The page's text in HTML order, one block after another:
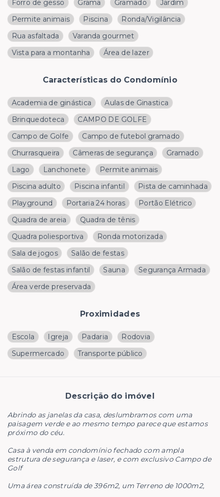
Forro de gesso
Grama Gramado
Jardim
Permite animais
Piscina
Ronda/Vigilância
Rua asfaltada
Varanda gourmet
Vista para a montanha
Área de lazer
Características do Condomínio
Academia de ginástica
Aulas de Ginastica
Brinquedoteca
CAMPO DE GOLFE
Campo de Golfe
Campo de futebol gramado
Churrasqueira
Câmeras de segurança
Gramado
Lago
Lanchonete
Permite animais
Piscina adulto
Piscina infantil
Pista de caminhada
Playground
Portaria 24 horas
Portão Elétrico
Quadra de areia
Quadra de tênis
Quadra poliesportiva
Ronda motorizada
Sala de jogos
Salão de festas
Salão de festas infantil
Sauna
Segurança Armada
Área verde preservada
Proximidades
Escola Igreja Padaria
Rodovia
Supermercado
Transporte público
Descrição do imóvel
Abrindo as janelas da casa, deslumbramos com uma
paisagem verde e ao mesmo tempo parece que estamos
próximo do céu.
Casa à venda em condomínio fechado com ampla
estrutura de segurança e laser, e com exclusivo Campo de
Golf
Uma área construída de 396m2, um Terreno de 1000m2,